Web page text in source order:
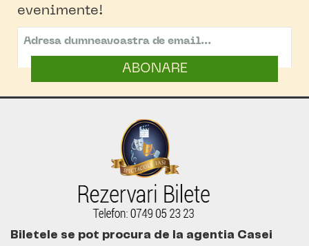
evenimente!
ABONARE
Biletele se pot procura de la agentia Casei